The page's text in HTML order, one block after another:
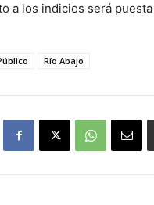
a los indicios será
Río Abajo